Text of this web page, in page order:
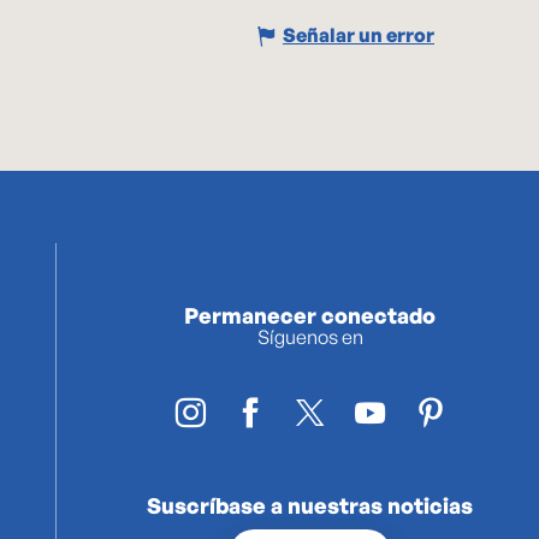
Señalar un error
Permanecer conectado
Síguenos en
Suscríbase a nuestras noticias